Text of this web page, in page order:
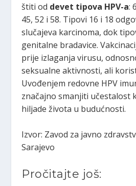
štiti od devet tipova HPV-a:
45, 52 i 58. Tipovi 16 i 18
slučajeva karcinoma, dok
genitalne bradavice.
prije izlaganja virusu,
seksualne aktivnosti, ali
Uvođenjem redovne HPV
značajno smanjiti učestalost
hiljade života u budućnosti.
Izvor: Zavod za javno
Sarajevo
Pročitajte još: